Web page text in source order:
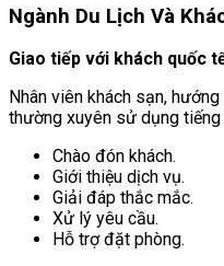
Ngành Du Lịch Và
Giao tiếp với khách quốc
Nhân viên khách sạn,
thường xuyên sử dụng tiếng
Chào đón khách.
Giới thiệu dịch vụ.
Giải đáp thắc mắc.
Xử lý yêu cầu.
Hỗ trợ đặt phòng.